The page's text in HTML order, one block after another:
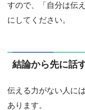
すので、「自分は伝
にしてください。
結論から先に話
伝える力がない人に
あります。